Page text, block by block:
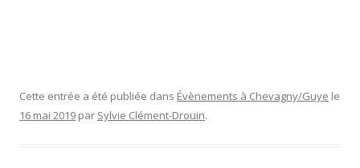
Cette entrée a été publiée dans Évènements à Chevagny/Guye le
16 mai 2019 par Sylvie Clément-Drouin.